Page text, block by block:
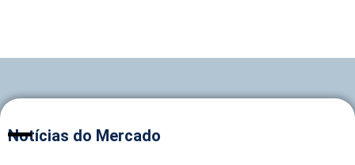
Notícias do Mercado